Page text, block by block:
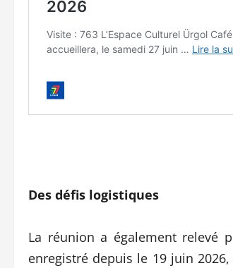
Des défis logistiques
La réunion a également relevé
enregistré depuis le 19 juin